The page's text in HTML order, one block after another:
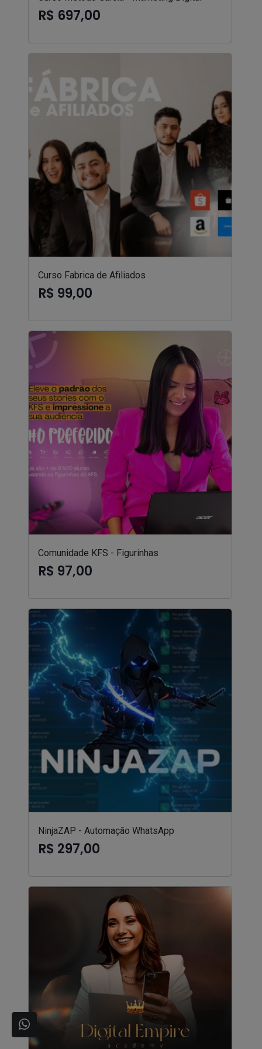
R$ 697,00
Curso Fabrica de Afiliados
R$ 99,00
Comunidade KFS - Figurinhas
R$ 97,00
NinjaZAP - Automação WhatsApp
R$ 297,00